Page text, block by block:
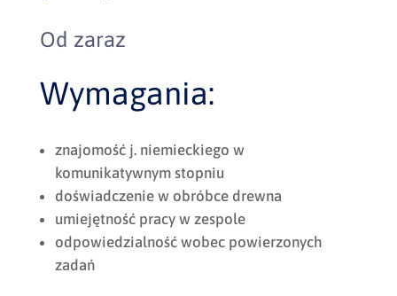
Od zaraz
Wymagania:
znajomość j. niemieckiego w
komunikatywnym stopniu
doświadczenie w obróbce drewna
umiejętność pracy w zespole
odpowiedzialność wobec powierzonych
zadań